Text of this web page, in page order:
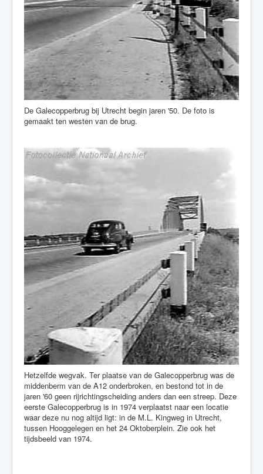
De Galecopperbrug bij Utrecht begin jaren '50. De foto is
gemaakt ten westen van de brug.
Hetzelfde wegvak. Ter plaatse van de Galecopperbrug was de
middenberm van de A12 onderbroken, en bestond tot in de
jaren '60 geen rijrichtingscheiding anders dan een streep. Deze
eerste Galecopperbrug is in 1974 verplaatst naar een locatie
waar deze nu nog altijd ligt: in de M.L. Kingweg in Utrecht,
tussen Hooggelegen en het 24 Oktoberplein. Zie ook het
tijdsbeeld van 1974.